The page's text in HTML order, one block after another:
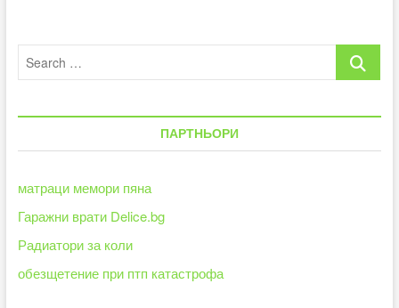
Search
ПАРТНЬОРИ
матраци мемори пяна
Гаражни врати Delice.bg
Радиатори за коли
обезщетение при птп катастрофа